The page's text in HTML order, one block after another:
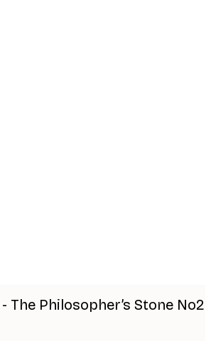
Philosopher’s Stone No2